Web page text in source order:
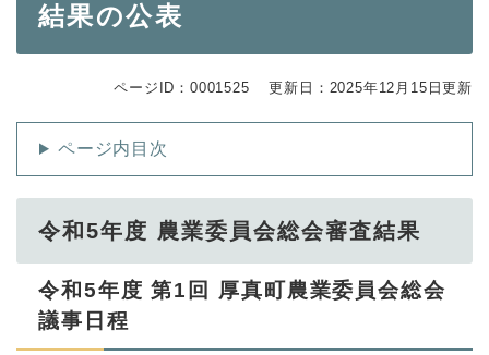
結果の公表
ページID：0001525 更新日：2025年12月15日更新
ページ内目次
令和5年度 農業委員会総会審査結果
令和5年度 第1回 厚真町農業委員会総会
議事日程